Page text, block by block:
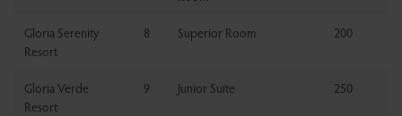
Gloria Serenity
Resort
8 Superior Room 200
Gloria Verde
Resort
9 Junior Suite 250